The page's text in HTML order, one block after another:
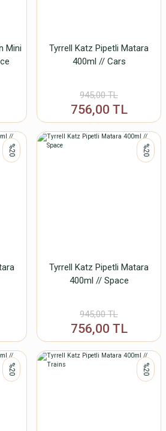
Mini
Tyrrell Katz Pipetli Matara
400ml // Cars
945,00 TL
756,00 TL
%20 %20
Tyrrell Katz Pipetli Matara
400ml // Space
945,00 TL
756,00 TL
%20 %20